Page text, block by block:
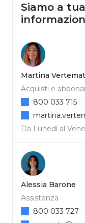
Siamo a
Martina
Acquisti e
Da Lunedì al
800 033 715
Alessia Barone
Assistenza
800 033 727